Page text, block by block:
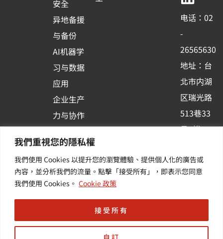
我們重視您的隱私權
我們使用 Cookies 以提升您的瀏覽體驗、提供個人化的廣告或
內容，並分析我們的流量。點擊「接受所有」，即表示您同意
我們使用 Cookies。 Cookie 政策
自訂
接受所有
安全
异地备援
与备份
AI机器学
习与数据
应用
企业生产
力与协作
台应用
其他/增
值服务
o
o
k
-
s
q
u
a
r
b
e
d
i
n
电话：02
-
26565630
地址：台
北市内湖
区瑞光路
513巷33
号6楼
新讯 | 提
供您最新